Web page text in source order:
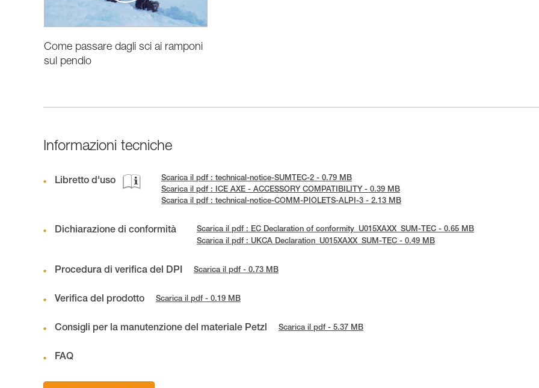
Come passare dagli sci ai ramponi
sul pendio
Informazioni tecniche
Libretto d'uso
Scarica il pdf : technical-notice-SUMTEC-2 - 0.79 MB
Scarica il pdf : ICE AXE - ACCESSORY COMPATIBILITY - 0.39 MB
Scarica il pdf : technical-notice-COMM-PIOLETS-ALPI-3 - 2.13 MB
Dichiarazione di conformità
Scarica il pdf : EC Declaration of conformity_U015XAXX_SUM-TEC - 0.65 MB
Scarica il pdf : UKCA Declaration_U015XAXX_SUM-TEC - 0.49 MB
Procedura di verifica del DPI Scarica il pdf - 0.73 MB
Verifica del prodotto Scarica il pdf - 0.19 MB
Consigli per la manutenzione del materiale Petzl Scarica il pdf - 5.37 MB
FAQ